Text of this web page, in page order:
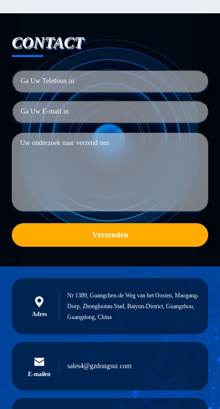
CONTACT
Verzenden
Adres
Nr 1389, Guangchen-de Weg van het Oosten, Maogang-
Dorp, Zhongluotan-Stad, Baiyun-District, Guangzhou,
Guangdong, China
E-mailen
sales4@gzdongsui.com